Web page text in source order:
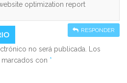
optimization report
RESPONDER
no será publicada.
Los
con *